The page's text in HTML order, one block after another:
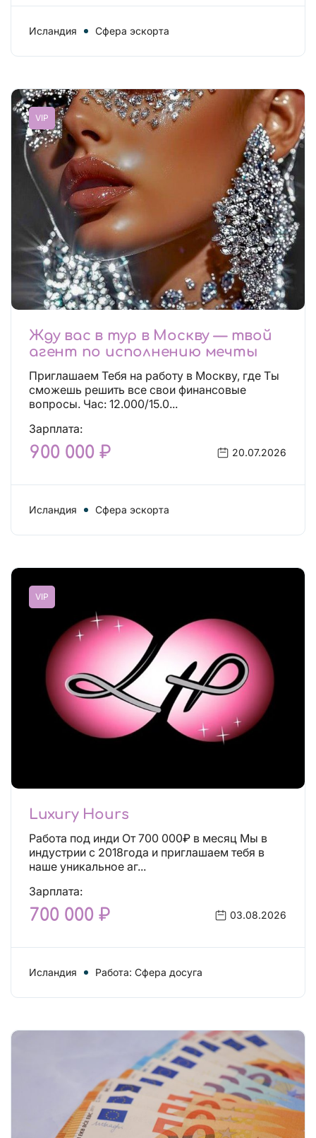
Исландия Сфера эскорта
VIP
Жду вас в тур в Москву — твой
агент по исполнению мечты
Приглашаем Тебя на работу в Москву, где Ты
сможешь решить все свои финансовые
вопросы. Час: 12.000/15.0...
Зарплата:
900 000 ₽ 20.07.2026
Исландия Сфера эскорта
VIP
Luxury Hours
Работа под инди От 700 000₽ в месяц Мы в
индустрии с 2018года и приглашаем тебя в
наше уникальное аг...
Зарплата:
700 000 ₽ 03.08.2026
Исландия Работа: Сфера досуга